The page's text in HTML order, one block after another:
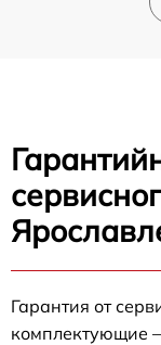
Гарантия от
комплектующие